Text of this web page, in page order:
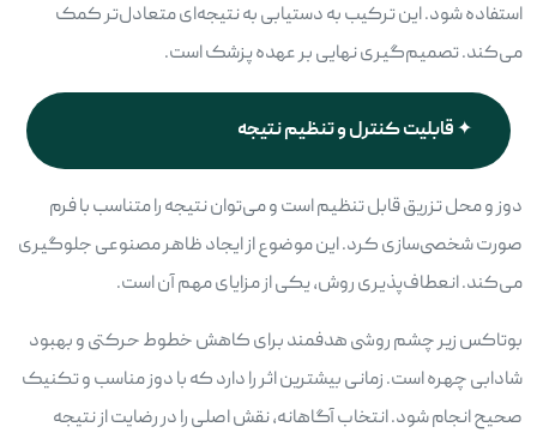
استفاده شود. این ترکیب به دستیابی به نتیجه‌ای متعادل‌تر کمک
می‌کند. تصمیم‌گیری نهایی بر عهده پزشک است.
قابلیت کنترل و تنظیم نتیجه
دوز و محل تزریق قابل تنظیم است و می‌توان نتیجه را متناسب با فرم
صورت شخصی‌سازی کرد. این موضوع از ایجاد ظاهر مصنوعی جلوگیری
می‌کند. انعطاف‌پذیری روش، یکی از مزایای مهم آن است.
بوتاکس زیر چشم روشی هدفمند برای کاهش خطوط حرکتی و بهبود
شادابی چهره است. زمانی بیشترین اثر را دارد که با دوز مناسب و تکنیک
صحیح انجام شود. انتخاب آگاهانه، نقش اصلی را در رضایت از نتیجه